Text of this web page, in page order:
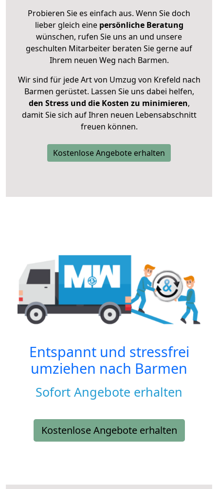
Probieren Sie es einfach aus. Wenn Sie doch
lieber gleich eine persönliche Beratung
wünschen, rufen Sie uns an und unsere
geschulten Mitarbeiter beraten Sie gerne auf
Ihrem neuen Weg nach Barmen.
Wir sind für jede Art von Umzug von Krefeld nach
Barmen gerüstet. Lassen Sie uns dabei helfen,
den Stress und die Kosten zu minimieren,
damit Sie sich auf Ihren neuen Lebensabschnitt
freuen können.
Kostenlose Angebote erhalten
Entspannt und stressfrei
umziehen nach Barmen
Sofort Angebote erhalten
Kostenlose Angebote erhalten